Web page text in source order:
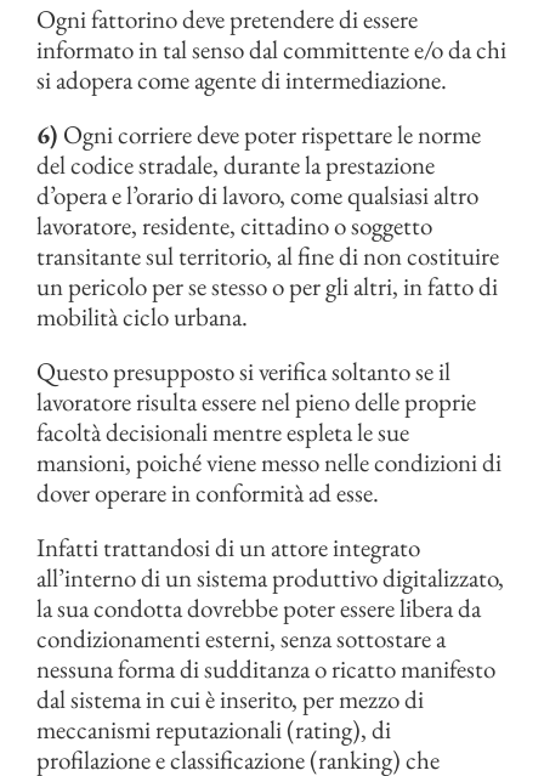
Ogni fattorino deve pretendere di essere
informato in tal senso dal committente e/o da chi
si adopera come agente di intermediazione.
6) Ogni corriere deve poter rispettare le norme
del codice stradale, durante la prestazione
d’opera e l’orario di lavoro, come qualsiasi altro
lavoratore, residente, cittadino o soggetto
transitante sul territorio, al fine di non costituire
un pericolo per se stesso o per gli altri, in fatto di
mobilità ciclo urbana.
Questo presupposto si verifica soltanto se il
lavoratore risulta essere nel pieno delle proprie
facoltà decisionali mentre espleta le sue
mansioni, poiché viene messo nelle condizioni di
dover operare in conformità ad esse.
Infatti trattandosi di un attore integrato
all’interno di un sistema produttivo digitalizzato,
la sua condotta dovrebbe poter essere libera da
condizionamenti esterni, senza sottostare a
nessuna forma di sudditanza o ricatto manifesto
dal sistema in cui è inserito, per mezzo di
meccanismi reputazionali (rating), di
profilazione e classificazione (ranking) che